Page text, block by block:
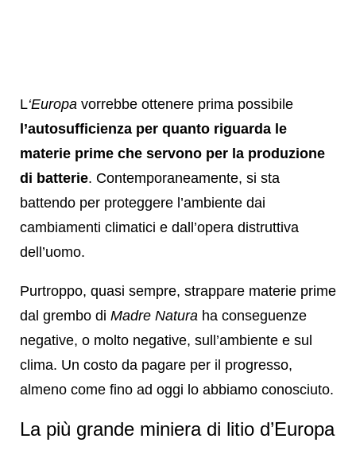
L‘Europa vorrebbe ottenere prima possibile
l’autosufficienza per quanto riguarda le
materie prime che servono per la produzione
di batterie. Contemporaneamente, si sta
battendo per proteggere l’ambiente dai
cambiamenti climatici e dall’opera distruttiva
dell’uomo.
Purtroppo, quasi sempre, strappare materie prime
dal grembo di Madre Natura ha conseguenze
negative, o molto negative, sull’ambiente e sul
clima. Un costo da pagare per il progresso,
almeno come fino ad oggi lo abbiamo conosciuto.
La più grande miniera di litio d’Europa